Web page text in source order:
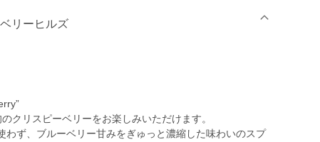
リーヒルズ
クリスピーベリーをお楽しみいただけます。
わず、ブルーベリー甘みをぎゅっと濃縮した味わいのスプ